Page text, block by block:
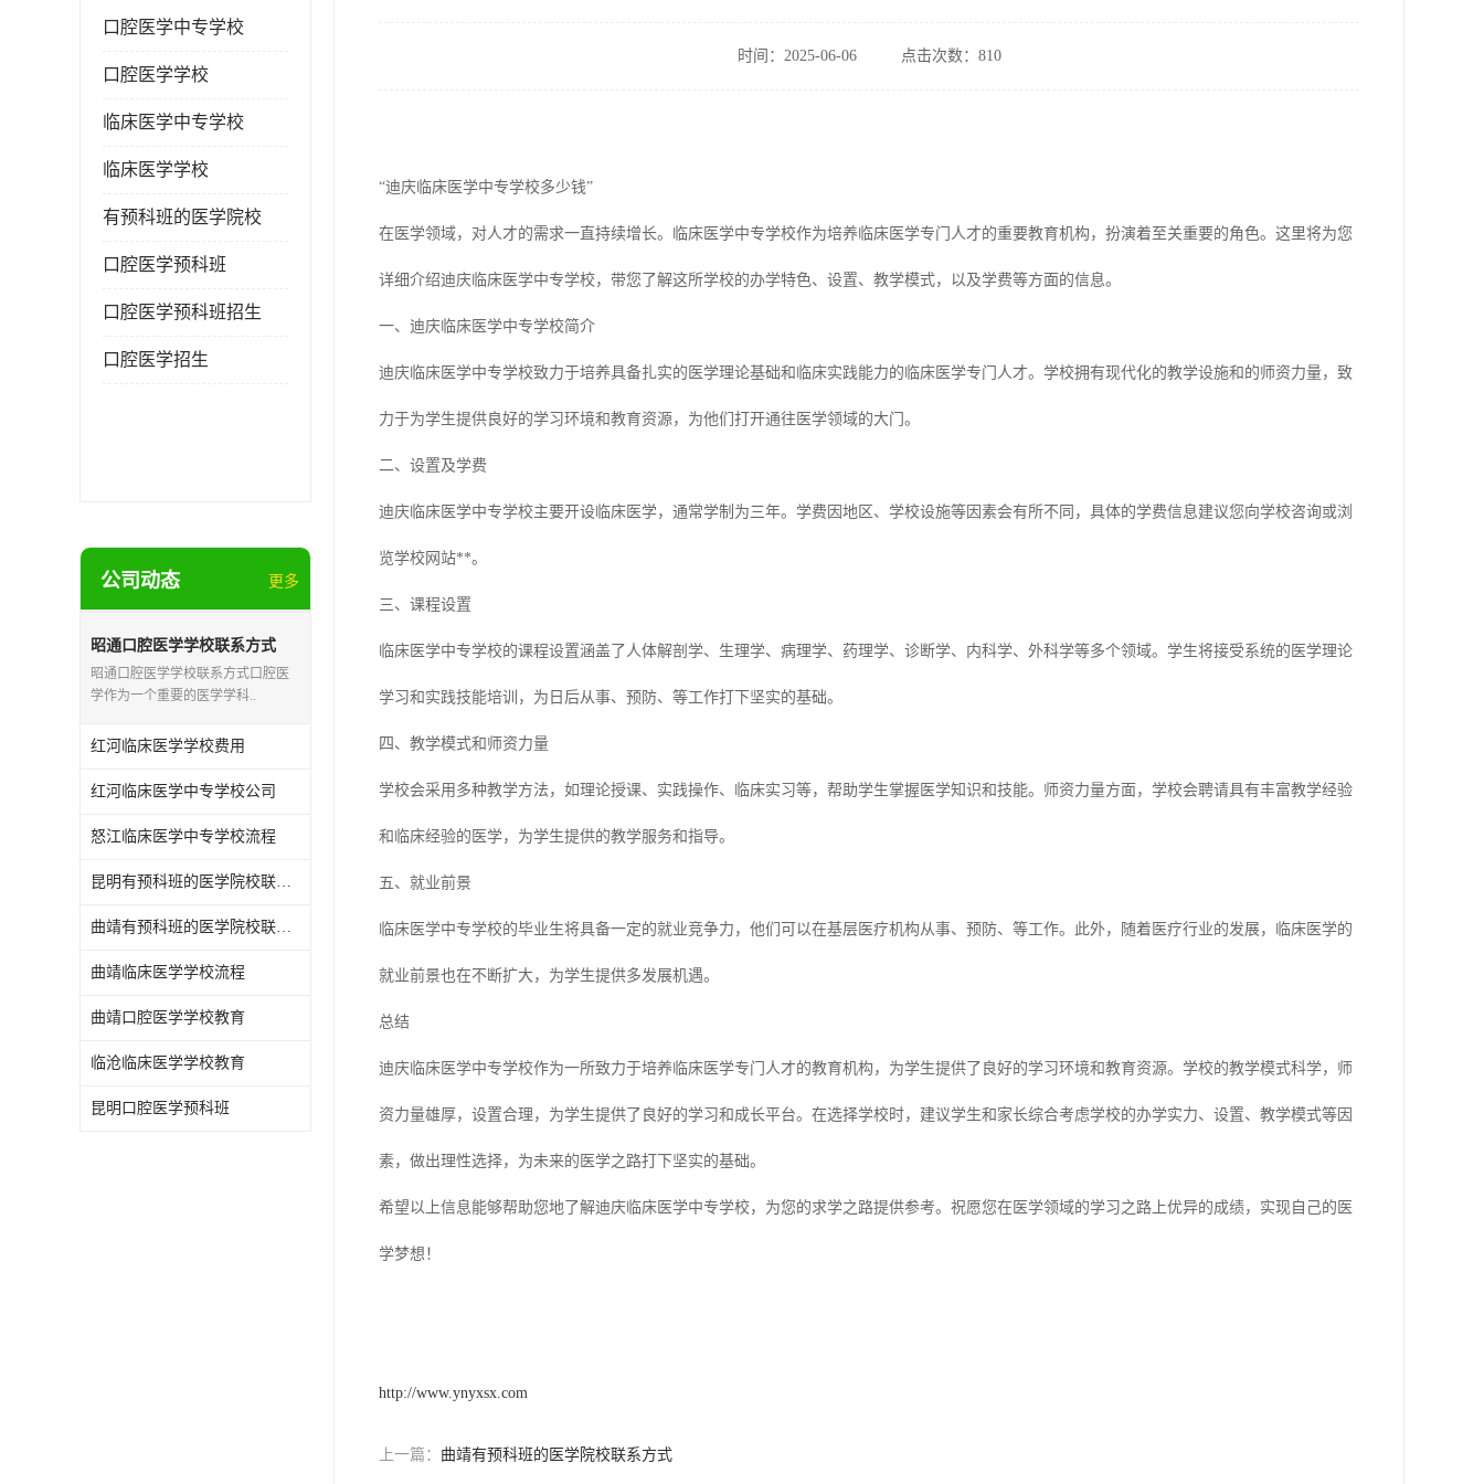
口腔医学中专学校
口腔医学学校
临床医学中专学校
临床医学学校
有预科班的医学院校
口腔医学预科班
口腔医学预科班招生
口腔医学招生
公司动态 更多
昭通口腔医学学校联系方式
昭通口腔医学学校联系方式口腔医
学作为一个重要的医学学科..
红河临床医学学校费用
红河临床医学中专学校公司
怒江临床医学中专学校流程
昆明有预科班的医学院校联系方式
曲靖有预科班的医学院校联系方式
曲靖临床医学学校流程
曲靖口腔医学学校教育
临沧临床医学学校教育
昆明口腔医学预科班
时间：2025-06-06 点击次数：810
“迪庆临床医学中专学校多少钱”
在医学领域，对人才的需求一直持续增长。临床医学中专学校作为培养临床医学专门人才的重要教育机构，扮演着至关重要的角色。这里将为您
详细介绍迪庆临床医学中专学校，带您了解这所学校的办学特色、设置、教学模式，以及学费等方面的信息。
一、迪庆临床医学中专学校简介
迪庆临床医学中专学校致力于培养具备扎实的医学理论基础和临床实践能力的临床医学专门人才。学校拥有现代化的教学设施和的师资力量，致
力于为学生提供良好的学习环境和教育资源，为他们打开通往医学领域的大门。
二、设置及学费
迪庆临床医学中专学校主要开设临床医学，通常学制为三年。学费因地区、学校设施等因素会有所不同，具体的学费信息建议您向学校咨询或浏
览学校网站**。
三、课程设置
临床医学中专学校的课程设置涵盖了人体解剖学、生理学、病理学、药理学、诊断学、内科学、外科学等多个领域。学生将接受系统的医学理论
学习和实践技能培训，为日后从事、预防、等工作打下坚实的基础。
四、教学模式和师资力量
学校会采用多种教学方法，如理论授课、实践操作、临床实习等，帮助学生掌握医学知识和技能。师资力量方面，学校会聘请具有丰富教学经验
和临床经验的医学，为学生提供的教学服务和指导。
五、就业前景
临床医学中专学校的毕业生将具备一定的就业竞争力，他们可以在基层医疗机构从事、预防、等工作。此外，随着医疗行业的发展，临床医学的
就业前景也在不断扩大，为学生提供多发展机遇。
总结
迪庆临床医学中专学校作为一所致力于培养临床医学专门人才的教育机构，为学生提供了良好的学习环境和教育资源。学校的教学模式科学，师
资力量雄厚，设置合理，为学生提供了良好的学习和成长平台。在选择学校时，建议学生和家长综合考虑学校的办学实力、设置、教学模式等因
素，做出理性选择，为未来的医学之路打下坚实的基础。
希望以上信息能够帮助您地了解迪庆临床医学中专学校，为您的求学之路提供参考。祝愿您在医学领域的学习之路上优异的成绩，实现自己的医
学梦想！
http://www.ynyxsx.com
上一篇： 曲靖有预科班的医学院校联系方式